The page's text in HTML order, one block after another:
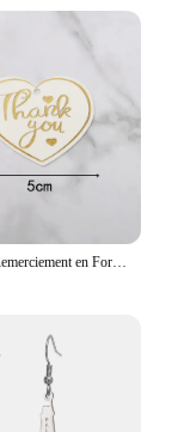
Étiquettes de Remerciement en Forme de Cœur, Rouge, Blanc, Noir, Cartes en Papier, Sacs Cadeaux Attro, Étiquette Suspendue, Fournitures de ixde Mariage, d'Anniversaire et de Noël, 100 Pièces